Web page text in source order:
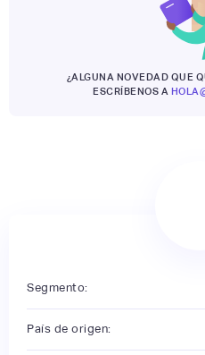
¿ALGUNA NOVEDAD QUE
ESCRÍBENOS A
Segmento:
País de origen: